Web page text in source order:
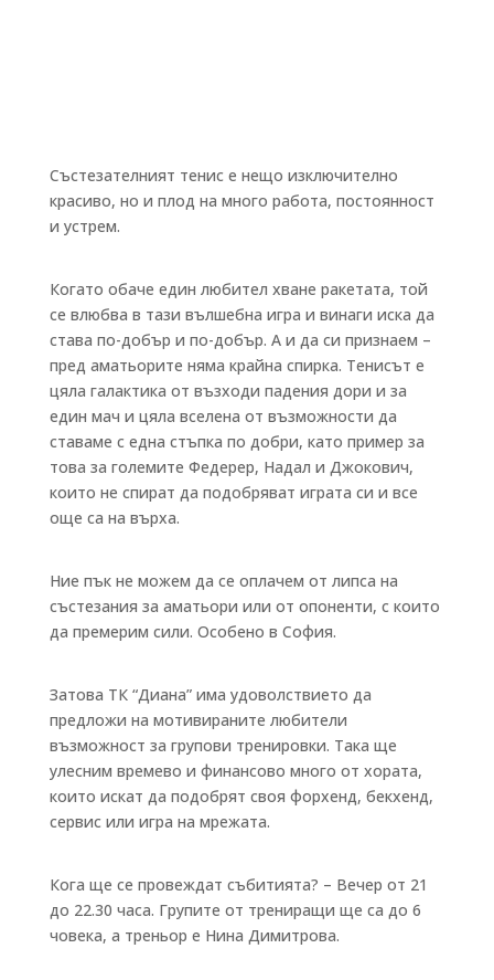
Състезателният тенис е нещо изключително
красиво, но и плод на много работа, постоянност
и устрем.
Когато обаче един любител хване ракетата, той
се влюбва в тази вълшебна игра и винаги иска да
става по-добър и по-добър. А и да си признаем –
пред аматьорите няма крайна спирка. Тенисът е
цяла галактика от възходи падения дори и за
един мач и цяла вселена от възможности да
ставаме с една стъпка по добри, като пример за
това за големите Федерер, Надал и Джокович,
които не спират да подобряват играта си и все
още са на върха.
Ние пък не можем да се оплачем от липса на
състезания за аматьори или от опоненти, с които
да премерим сили. Особено в София.
Затова ТК “Диана” има удоволствието да
предложи на мотивираните любители
възможност за групови тренировки. Така ще
улесним времево и финансово много от хората,
които искат да подобрят своя форхенд, бекхенд,
сервис или игра на мрежата.
Кога ще се провеждат събитията? – Вечер от 21
до 22.30 часа. Групите от трениращи ще са до 6
човека, а треньор е Нина Димитрова.